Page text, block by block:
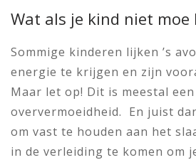
Wat als je kind niet moe
Sommige kinderen lijken ’s
energie te krijgen en zijn
Maar let op! Dit is meestal
oververmoeidheid. En juist
om vast te houden aan het
in de verleiding te komen om